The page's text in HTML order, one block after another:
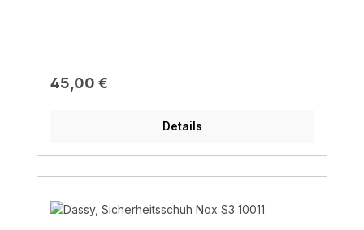
Regulärer Preis:
45,00 €
Details